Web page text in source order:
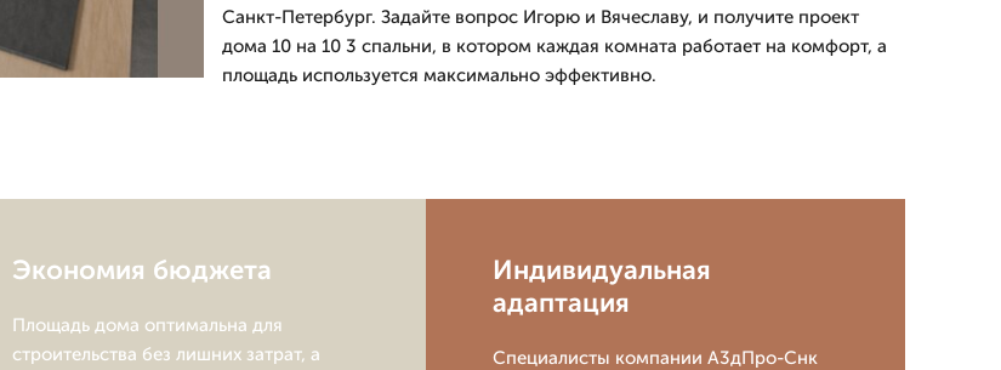
Санкт-Петербург. Задайте вопрос Игорю и Вячеславу, и получите проект
дома 10 на 10 3 спальни, в котором каждая комната работает на комфорт, а
площадь используется максимально эффективно.
Экономия бюджета
Площадь дома оптимальна для
строительства без лишних затрат, а
Индивидуальная
адаптация
Специалисты компании А3дПро-Снк